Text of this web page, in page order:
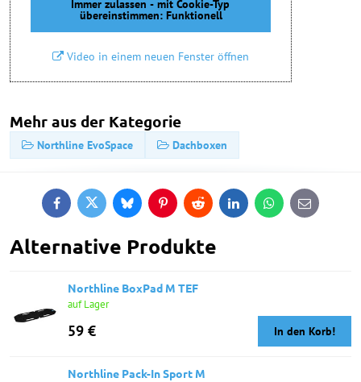
Immer zulassen - mit Cookie-Typ
übereinstimmen: Funktionell
Video in einem neuen Fenster öffnen
Mehr aus der Kategorie
Northline EvoSpace Dachboxen
FacebookTwitterBlueskyPinterestReddit LinkedInWhatsApp
E-
mail
Alternative Produkte
Northline BoxPad M TEF
auf Lager
59 € In den Korb!
Northline Pack-In Sport M